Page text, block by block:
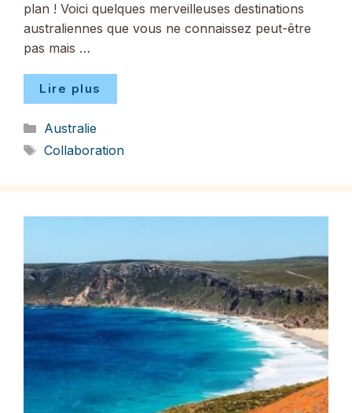
plan ! Voici quelques merveilleuses destinations
australiennes que vous ne connaissez peut-être
pas mais …
Lire plus
Catégories
Australie
Étiquettes
Collaboration